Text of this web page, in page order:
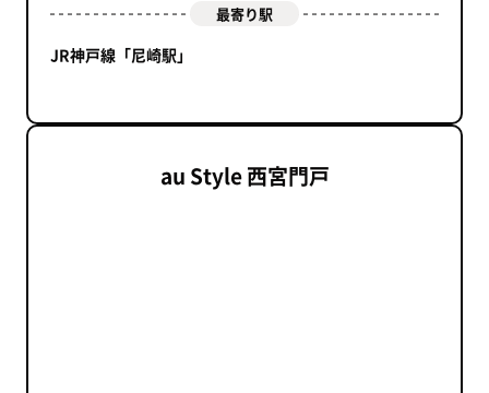
最寄り駅
JR神戸線「尼崎駅」
au Style 西宮門戸